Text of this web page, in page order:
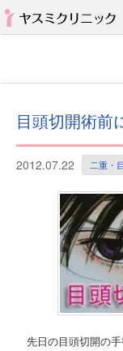
目頭切開術前
2012.07.22 二重・
先日の目頭切開の